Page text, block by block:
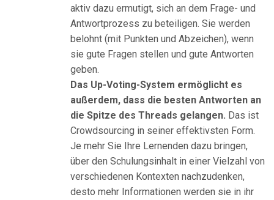
aktiv dazu ermutigt, sich an dem Frage- und
Antwortprozess zu beteiligen. Sie werden
belohnt (mit Punkten und Abzeichen), wenn
sie gute Fragen stellen und gute Antworten
geben.
Das Up-Voting-System ermöglicht es
außerdem, dass die besten Antworten an
die Spitze des Threads gelangen. Das ist
Crowdsourcing in seiner effektivsten Form.
Je mehr Sie Ihre Lernenden dazu bringen,
über den Schulungsinhalt in einer Vielzahl von
verschiedenen Kontexten nachzudenken,
desto mehr Informationen werden sie in ihr